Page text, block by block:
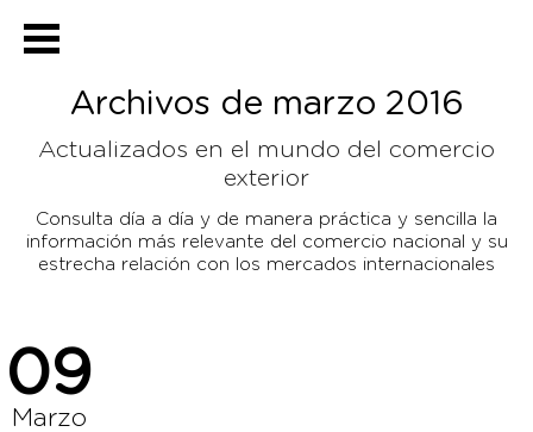
Archivos de marzo 2016
Actualizados en el mundo del comercio
exterior
Consulta día a día y de manera práctica y sencilla la
información más relevante del comercio nacional y su
estrecha relación con los mercados internacionales
09
Marzo